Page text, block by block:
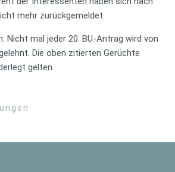
mehr zurückgemeldet.
Nicht mal jeder 20. BU-Antrag wird von
Die oben zitierten Gerüchte
gelten.